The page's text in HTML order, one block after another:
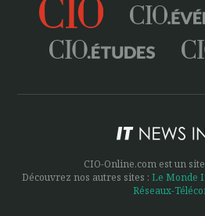
CIO-Online.com est un site
Découvrez nos autres sites : Le Monde
Réseaux-